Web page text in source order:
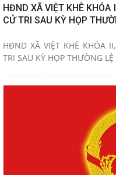
HĐND XÃ VIỆT KHÊ
CỬ TRI SAU KỲ HỌP
HĐND XÃ VIỆT KHÊ KHÓA
TRI SAU KỲ HỌP THƯỜNG